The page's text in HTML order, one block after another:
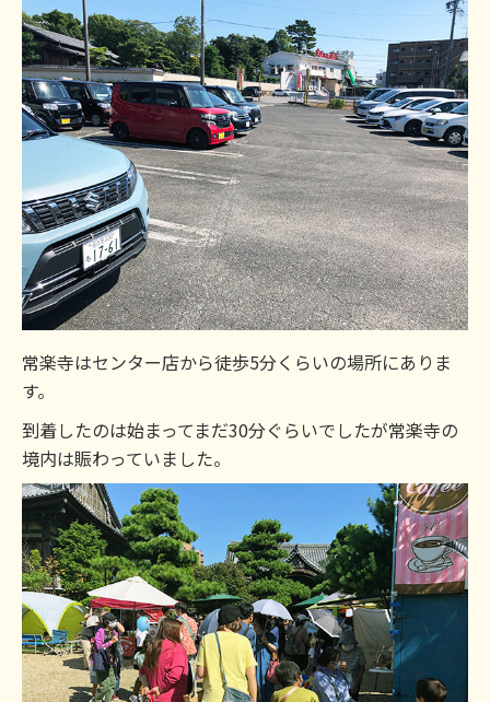
常楽寺はセンター店から徒歩5分くらいの場所にありま
す。
到着したのは始まってまだ30分ぐらいでしたが常楽寺の
境内は賑わっていました。